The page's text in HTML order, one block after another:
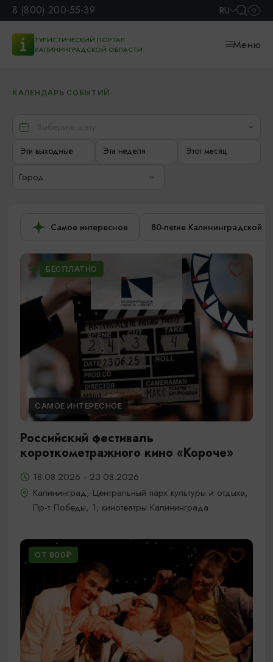
8 (800) 200-55-39 RU
ТУРИСТИЧЕСКИЙ ПОРТАЛ
КАЛИНИНГРАДСКОЙ ОБЛАСТИ
Меню
КАЛЕНДАРЬ СОБЫТИЙ
Эти выходные Эта неделя Этот месяц
Город
Самое интересное 80-летие Калининградской
БЕСПЛАТНО
САМОЕ ИНТЕРЕСНОЕ
Российский фестиваль
короткометражного кино «Короче»
18.08.2026 - 23.08.2026
Калининград, Центральный парк культуры и отдыха,
Пр-т Победы, 1; кинотеатры Калининграда
ОТ 800₽